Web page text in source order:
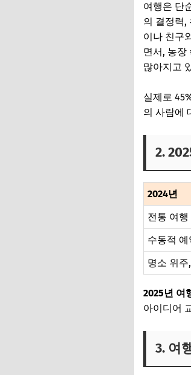
여행은 단
의 결정력,
이나 친구
면서, 농장
많아지고
실제로
의 사람에
2.
2024년
전통 여
수동적 예
명소 위주
2025년 여
아이디어
3. 여